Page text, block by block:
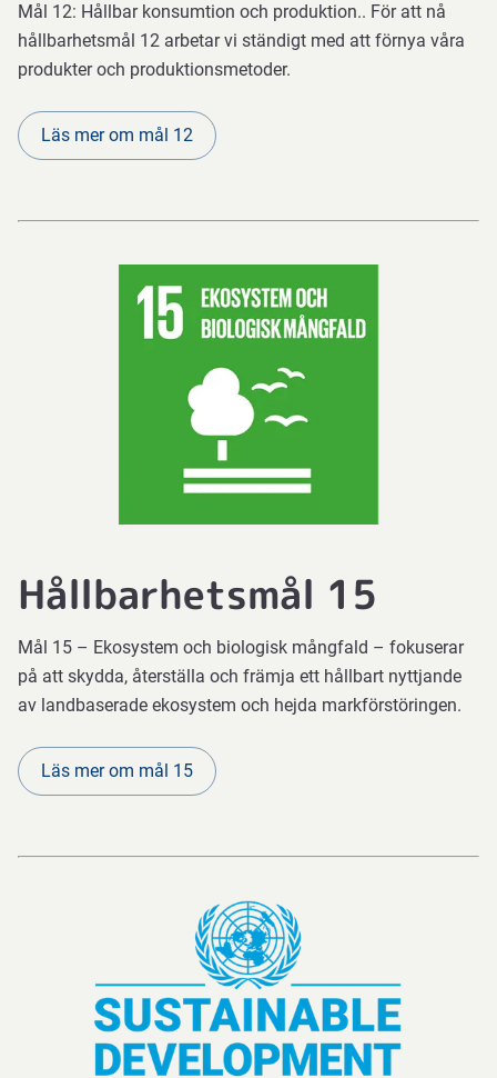
Mål 12: Hållbar konsumtion och produktion.. För att nå
hållbarhetsmål 12 arbetar vi ständigt med att förnya våra
produkter och produktionsmetoder.
Läs mer om mål 12
Hållbarhetsmål 15
Mål 15 – Ekosystem och biologisk mångfald – fokuserar
på att skydda, återställa och främja ett hållbart nyttjande
av landbaserade ekosystem och hejda markförstöringen.
Läs mer om mål 15